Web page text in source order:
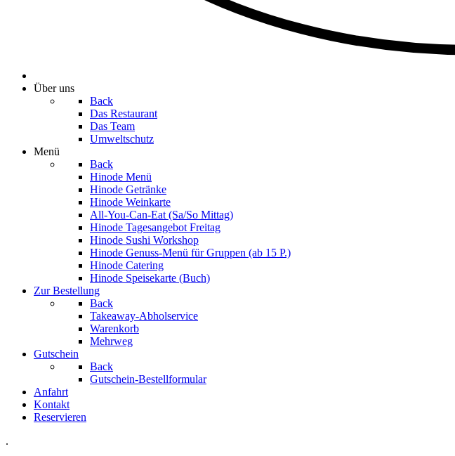
Über uns
Back
Das Restaurant
Das Team
Umweltschutz
Menü
Back
Hinode Menü
Hinode Getränke
Hinode Weinkarte
All-You-Can-Eat (Sa/So Mittag)
Hinode Tagesangebot Freitag
Hinode Sushi Workshop
Hinode Genuss-Menü für Gruppen (ab 15 P.)
Hinode Catering
Hinode Speisekarte (Buch)
Zur Bestellung
Back
Takeaway-Abholservice
Warenkorb
Mehrweg
Gutschein
Back
Gutschein-Bestellformular
Anfahrt
Kontakt
Reservieren
.